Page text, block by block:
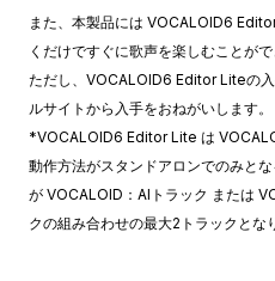
また、本製品には VOCALOID6
くだけですぐに歌声を楽しむことがで
ただし、VOCALOID6 Editor Liteの
ルサイトから入手をおねがいします。
*VOCALOID6 Editor Lite は
動作方法がスタンドアロンでのみと
が VOCALOID：AIトラック または
クの組み合わせの最大2トラックとな